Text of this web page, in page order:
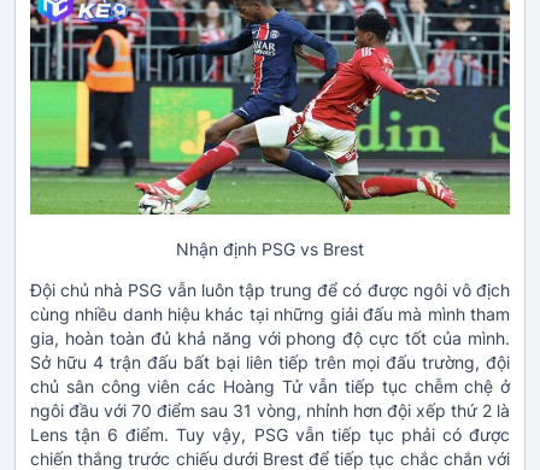
Nhận định PSG vs Brest
Đội chủ nhà PSG vẫn luôn tập trung để có được ngôi vô địch
cùng nhiều danh hiệu khác tại những giải đấu mà mình tham
gia, hoàn toàn đủ khả năng với phong độ cực tốt của mình.
Sở hữu 4 trận đấu bất bại liên tiếp trên mọi đấu trường, đội
chủ sân công viên các Hoàng Tử vẫn tiếp tục chễm chệ ở
ngôi đầu với 70 điểm sau 31 vòng, nhỉnh hơn đội xếp thứ 2 là
Lens tận 6 điểm. Tuy vậy, PSG vẫn tiếp tục phải có được
chiến thắng trước chiếu dưới Brest để tiếp tục chắc chắn với